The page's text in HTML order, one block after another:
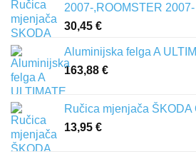
2007-,ROOMSTER
30,45 €
Aluminijska felga A
163,88 €
Ručica mjenjača ŠKODA
13,95 €